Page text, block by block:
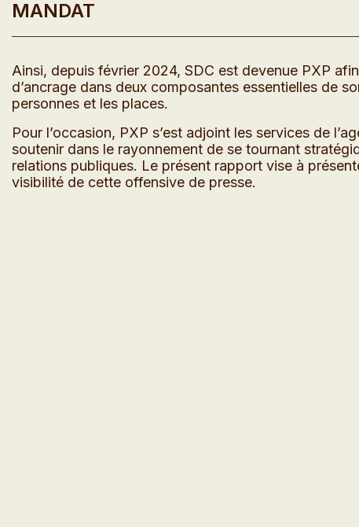
MANDAT
Ainsi, depuis février 2024, SDC est devenue PXP
d’ancrage dans deux composantes essentielles de
personnes et les places.
Pour l’occasion, PXP s’est adjoint les services de
soutenir dans le rayonnement de se tournant
relations publiques. Le présent rapport vise à
visibilité de cette offensive de presse.